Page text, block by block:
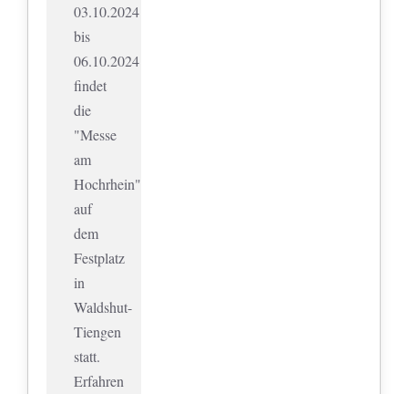
03.10.2024
bis
06.10.2024
findet
die
"Messe
am
Hochrhein"
auf
dem
Festplatz
in
Waldshut-
Tiengen
statt.
Erfahren